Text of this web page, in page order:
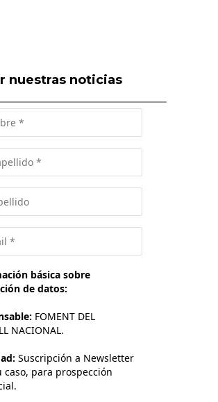
nuestras noticias
básica sobre
de datos:
FOMENT DEL
NACIONAL.
Suscripción a Newsletter
caso, para prospección